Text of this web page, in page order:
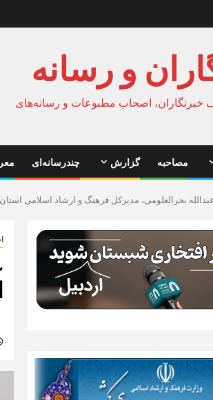
و رسانه
خبرنگاران، اصحاب مطبوعات و رسانه‌های
مصاحبه گزارش چندرسانه‌ای
بحرالعلومی، مدیرکل فرهنگ و ارشاد اسلامی